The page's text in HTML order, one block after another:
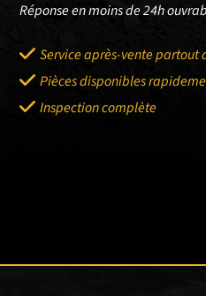
Réponse en moins de 24h
Service après-vente partout
Pièces disponibles
Inspection complète